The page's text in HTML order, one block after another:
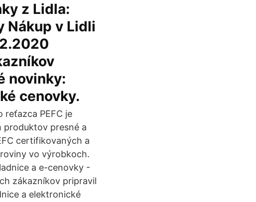
z Lidla:
Nákup v Lidli
novinky:
cenovky.
reťazca PEFC je
presné a
certifikovaných a
vo výrobkoch.
a e-cenovky -
zákazníkov pripravil
a elektronické